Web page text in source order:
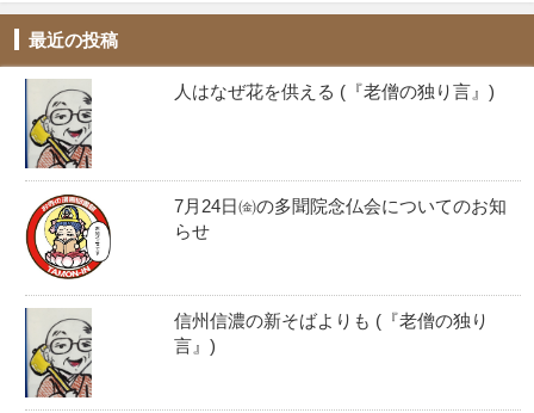
最近の投稿
人はなぜ花を供える (『老僧の独り言』)
7月24日㈮の多聞院念仏会についてのお知
らせ
信州信濃の新そばよりも (『老僧の独り
言』)